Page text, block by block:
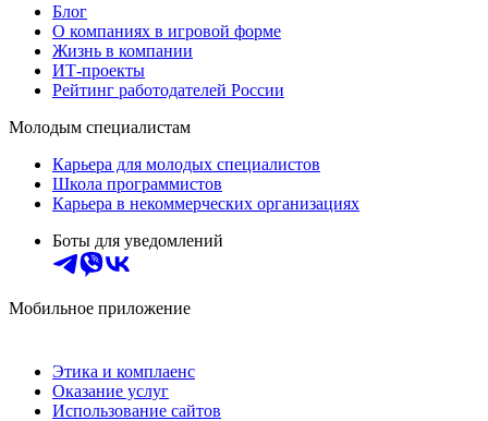
Блог
О компаниях в игровой форме
Жизнь в компании
ИТ-проекты
Рейтинг работодателей России
Молодым специалистам
Карьера для молодых специалистов
Школа программистов
Карьера в некоммерческих организациях
Боты для уведомлений
Мобильное приложение
Этика и комплаенс
Оказание услуг
Использование сайтов